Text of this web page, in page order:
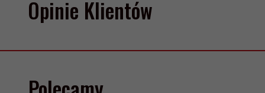
Opinie Klientów